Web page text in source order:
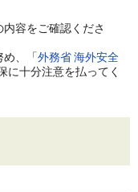
容をご確認くださ
、「外務省 海外安全
に十分注意を払ってく